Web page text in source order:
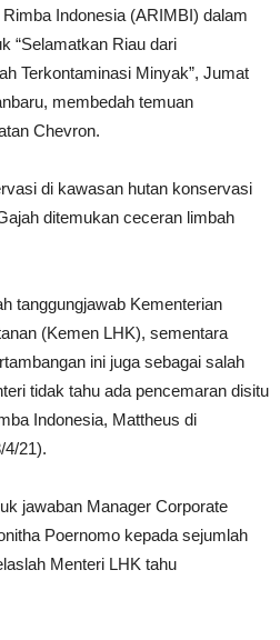
Indonesia (ARIMBI) dalam
“Selamatkan Riau dari
Terkontaminasi Minyak”, Jumat
membedah temuan
Chevron.
di kawasan hutan konservasi
ditemukan ceceran limbah
tanggungjawab Kementerian
(Kemen LHK), sementara
ini juga sebagai salah
tidak tahu ada pencemaran disitu
Indonesia, Mattheus di
4/21).
jawaban Manager Corporate
Poernomo kepada sejumlah
Menteri LHK tahu